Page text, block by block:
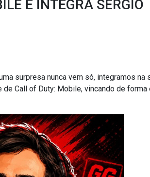
E INTEGRA SÉRGIO
surpresa nunca vem só, integramos na
Call of Duty: Mobile, vincando de forma